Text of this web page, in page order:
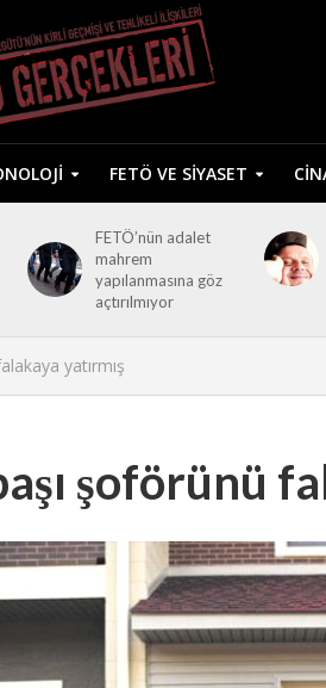
FETÖ VE SIYASET
FETÖ’nün adalet
mahrem
yapılanmasına göz
açtırılmıyor
yatırmış
şoförünü